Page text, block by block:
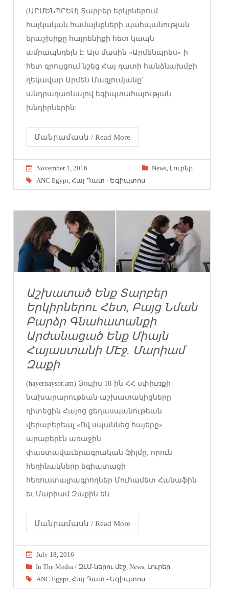
(ԱՐՄԵՆՊՐԵՍ) Տարբեր երկրներում
հայկական համայնքների պահպանության
երաշխիքը հայրենիքի հետ կապն
ամրապնդելն է: Այս մասին «Արմենպրես»-ի
հետ զրույցում նշեց Հայ դատի հանձնախմբի
ղեկավար Արմեն Մազլումյանը`
անդրադառնալով եգիպտահայության
խնդիրներին:
Մանրամասն / Read More
November 1, 2016 News, Լուրեր
ANC Egypt ,Հայ Դատ - Եգիպտոս
Աշխատած Ենք Տարբեր
Երկիրներու Հետ, Բայց Նման
Բարձր Գնահատանքի
Արժանացած Ենք Միայն
Հայաստանի ՄԷջ. Մարիամ
Զաքի
(hayernaysor.am) Յուլիս 18-ին ՀՀ սփիւռքի
նախարարութեան աշխատակիցները
դիտեցին Հայոց ցեղասպանութեան
վերաբերեալ «Ով սպաննեց հայերը»
արաբերէն առաջին
փաստավաւերագրական ֆիլմը, որուն
հեղինակները եգիպտացի
հեռուստալրագրողներ Մուհամետ Հանաֆին
եւ Մարիամ Զաքին են:
Մանրամասն / Read More
July 18, 2016
In The Media / ԶԼՄ-ներու մէջ,News, Լուրեր
ANC Egypt,Հայ Դատ - Եգիպտոս